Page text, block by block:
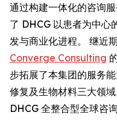
通过构建一体化的咨询
了 DHCG 以患者为中
发与商业化进程。 继近
Converge Consulting
步拓展了本集团的服务
修复及生物材料三大领
DHCG 全整合型全球咨